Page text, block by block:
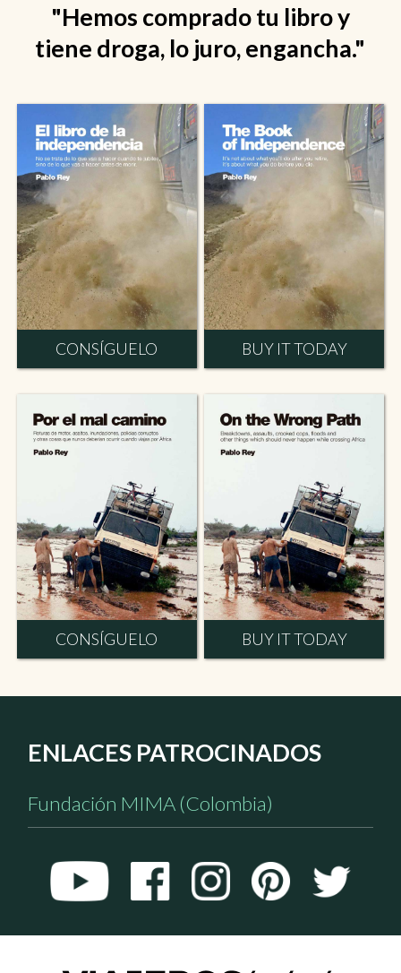
"Hemos comprado tu libro y
tiene droga, lo juro, engancha."
CONSÍGUELO BUY IT TODAY
CONSÍGUELO BUY IT TODAY
ENLACES PATROCINADOS
Fundación MIMA (Colombia)